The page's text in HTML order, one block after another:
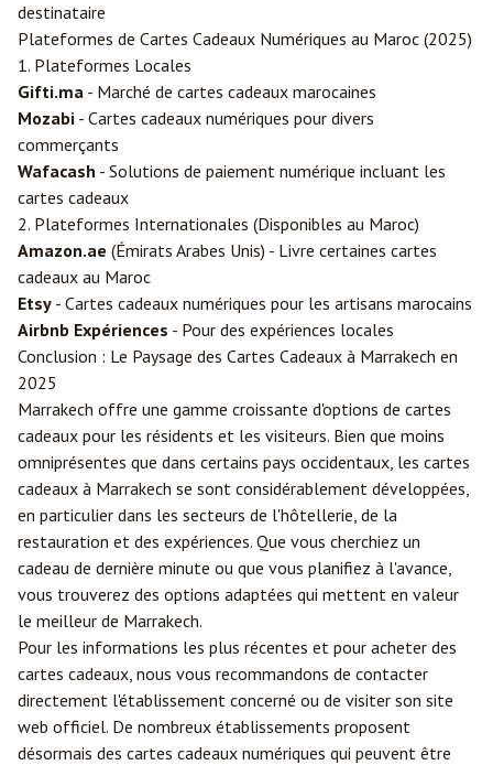
destinataire
Plateformes de Cartes Cadeaux Numériques au Maroc (2025)
1. Plateformes Locales
Gifti.ma - Marché de cartes cadeaux marocaines
Mozabi - Cartes cadeaux numériques pour divers
commerçants
Wafacash - Solutions de paiement numérique incluant les
cartes cadeaux
2. Plateformes Internationales (Disponibles au Maroc)
Amazon.ae (Émirats Arabes Unis) - Livre certaines cartes
cadeaux au Maroc
Etsy - Cartes cadeaux numériques pour les artisans marocains
Airbnb Expériences - Pour des expériences locales
Conclusion : Le Paysage des Cartes Cadeaux à Marrakech en
2025
Marrakech offre une gamme croissante d'options de cartes
cadeaux pour les résidents et les visiteurs. Bien que moins
omniprésentes que dans certains pays occidentaux, les cartes
cadeaux à Marrakech se sont considérablement développées,
en particulier dans les secteurs de l'hôtellerie, de la
restauration et des expériences. Que vous cherchiez un
cadeau de dernière minute ou que vous planifiez à l'avance,
vous trouverez des options adaptées qui mettent en valeur
le meilleur de Marrakech.
Pour les informations les plus récentes et pour acheter des
cartes cadeaux, nous vous recommandons de contacter
directement l'établissement concerné ou de visiter son site
web officiel. De nombreux établissements proposent
désormais des cartes cadeaux numériques qui peuvent être